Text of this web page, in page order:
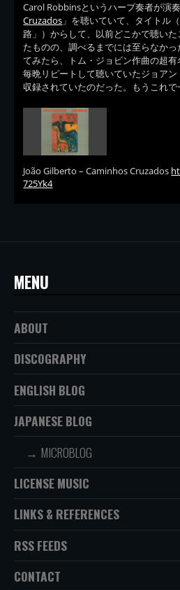
Carol Robbinsというハープ奏者が演
Cruzados 」を聴いていて、タイトル
路」）からして、以前どこかで聴い
たものの、調べるまでには至らなか
てみたら、トム・ジョビン作曲の超
毎晩リピートして聴いていたジョア
収録されていたのだった。もうこれで
João Gilberto – Caminhos Cruzados
725Yk4
MENU
ABOUT
DISCOGRAPHY
ENGLISH BLOG
JAPANESE BLOG
MICROBLOG
LICENSE MUSIC
LINKS & REFERENCES
RSS FEEDS
CONTACT